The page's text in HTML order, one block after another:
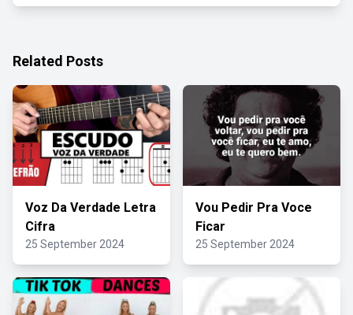
Related Posts
Voz Da Verdade Letra
Cifra
25 September 2024
Vou Pedir Pra Voce
Ficar
25 September 2024